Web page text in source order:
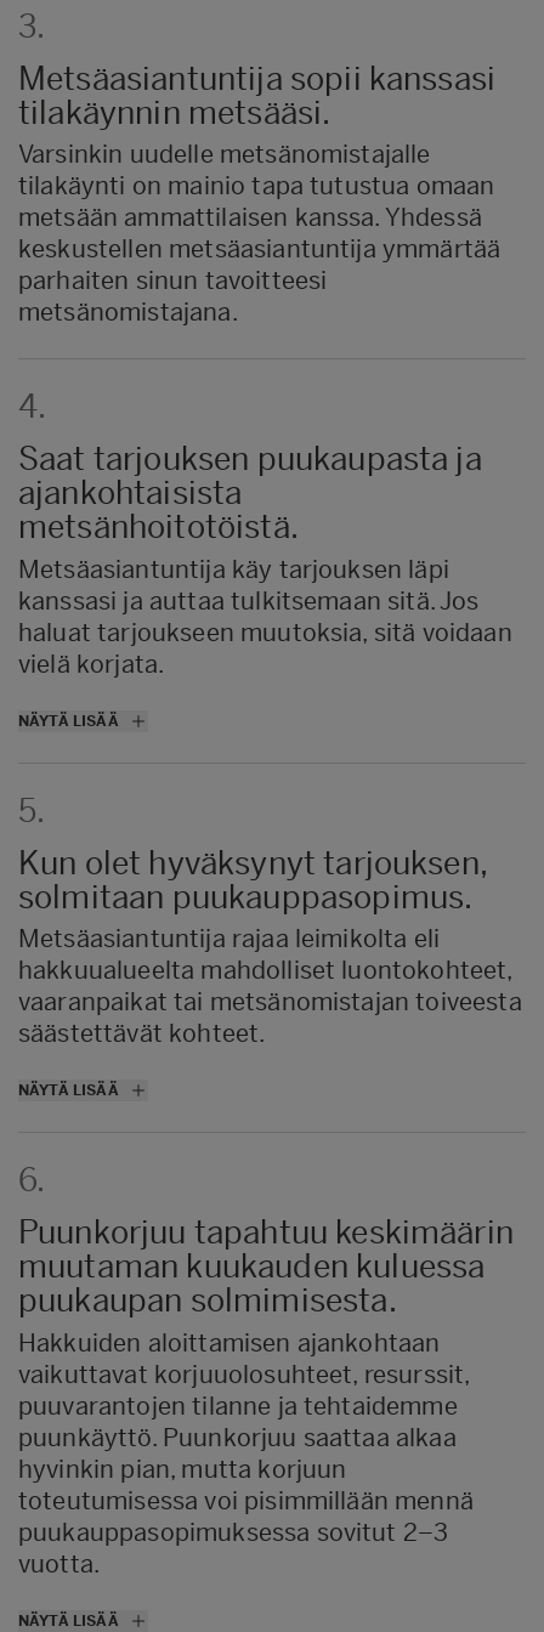
3.
Metsäasiantuntija sopii kanssasi
tilakäynnin metsääsi.
Varsinkin uudelle metsänomistajalle
tilakäynti on mainio tapa tutustua omaan
metsään ammattilaisen kanssa. Yhdessä
keskustellen metsäasiantuntija ymmärtää
parhaiten sinun tavoitteesi
metsänomistajana.
4.
Saat tarjouksen puukaupasta ja
ajankohtaisista
metsänhoitotöistä.
Metsäasiantuntija käy tarjouksen läpi
kanssasi ja auttaa tulkitsemaan sitä. Jos
haluat tarjoukseen muutoksia, sitä voidaan
vielä korjata.
Tässä vaiheessa metsäasiantuntija kertoo
hakkuissa. Lisäksi voit kertoa omat
säästöpuuryhmänsijainnista tai hakkuussa
säästettävistä kohteista.
Lue lisää uudistavasta metsätaloudesta.
NÄYTÄ LISÄÄ
5.
Kun olet hyväksynyt tarjouksen,
solmitaan puukauppasopimus.
Metsäasiantuntija rajaa leimikolta eli
hakkuualueelta mahdolliset luontokohteet,
vaaranpaikat tai metsänomistajan toiveesta
säästettävät kohteet.
Tässä yhteydessä sovitaan myös
metsänkäyttöilmoituksen. Jos leimikolla on
luontokohteita, viranomaiset antavat
lisäohjeet, miten ne tulee ottaa huomioon
hakkuissa.
Tieoikeusasioiden on hyvä olla tiedossa
ennen puukauppaa, jotta tiedetään
esimerkiksi, pitääkö puita ajaa naapurin
puolelle. Tässäkin asiassa metsäasiantuntija
on apunasi.
NÄYTÄ LISÄÄ
6.
Puunkorjuu tapahtuu keskimäärin
muutaman kuukauden kuluessa
puukaupan solmimisesta.
Hakkuiden aloittamisen ajankohtaan
vaikuttavat korjuuolosuhteet, resurssit,
puuvarantojen tilanne ja tehtaidemme
puunkäyttö. Puunkorjuu saattaa alkaa
hyvinkin pian, mutta korjuun
toteutumisessa voi pisimmillään mennä
puukauppasopimuksessa sovitut 2–3
vuotta.
Saat tekstiviestillä ennakkotiedon
NÄYTÄ LISÄÄ